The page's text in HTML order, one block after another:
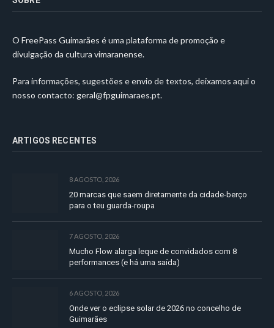
O FreePass Guimarães é uma plataforma de promoção e
divulgação da cultura vimaranense.
Para informações, sugestões e envio de textos, deixamos aqui o
nosso contacto: geral@fpguimaraes.pt.
ARTIGOS RECENTES
8 AGOSTO, 2026
20 marcas que saem diretamente da cidade-berço
para o teu guarda-roupa
7 AGOSTO, 2026
Mucho Flow alarga leque de convidados com 8
performances (e há uma saída)
6 AGOSTO, 2026
Onde ver o eclipse solar de 2026 no concelho de
Guimarães